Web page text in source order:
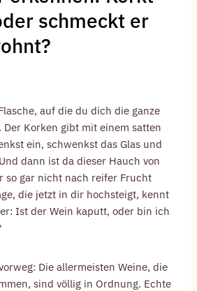
schmeckt er
auf die du dich die ganze
Der Korken gibt mit einem satten
ein, schwenkst das Glas und
dann ist da dieser Hauch von
so gar nicht nach reifer Frucht
die jetzt in dir hochsteigt, kennt
Ist der Wein kaputt, oder bin ich
Die allermeisten Weine, die
sind völlig in Ordnung. Echte